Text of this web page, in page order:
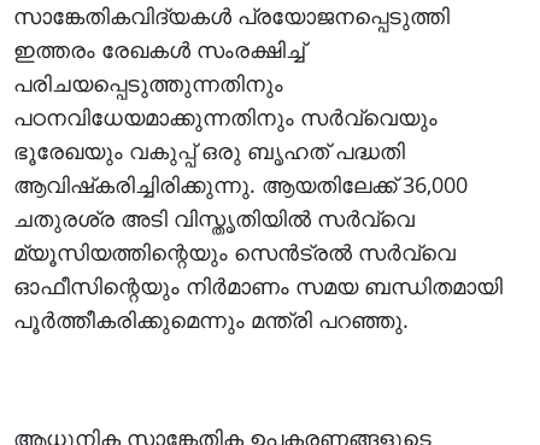
സാങ്കേതികവിദ്യകൾ പ്രയോജനപ്പെടുത്തി
ഇത്തരം രേഖകൾ സംരക്ഷിച്ച്
പരിചയപ്പെടുത്തുന്നതിനും
പഠനവിധേയമാക്കുന്നതിനും സർവ്വെയും
ഭൂരേഖയും വകുപ്പ് ഒരു ബൃഹത് പദ്ധതി
ആവിഷ്‌കരിച്ചിരിക്കുന്നു. ആയതിലേക്ക് 36,000
ചതുരശ്ര അടി വിസ്തൃതിയിൽ സർവ്വെ
മ്യൂസിയത്തിന്റെയും സെൻട്രൽ സർവ്വെ
ഓഫീസിന്റെയും നിർമാണം സമയ ബന്ധിതമായി
പൂർത്തീകരിക്കുമെന്നും മന്ത്രി പറഞ്ഞു.
ആധുനിക സാങ്കേതിക ഉപകരണങ്ങളുടെ